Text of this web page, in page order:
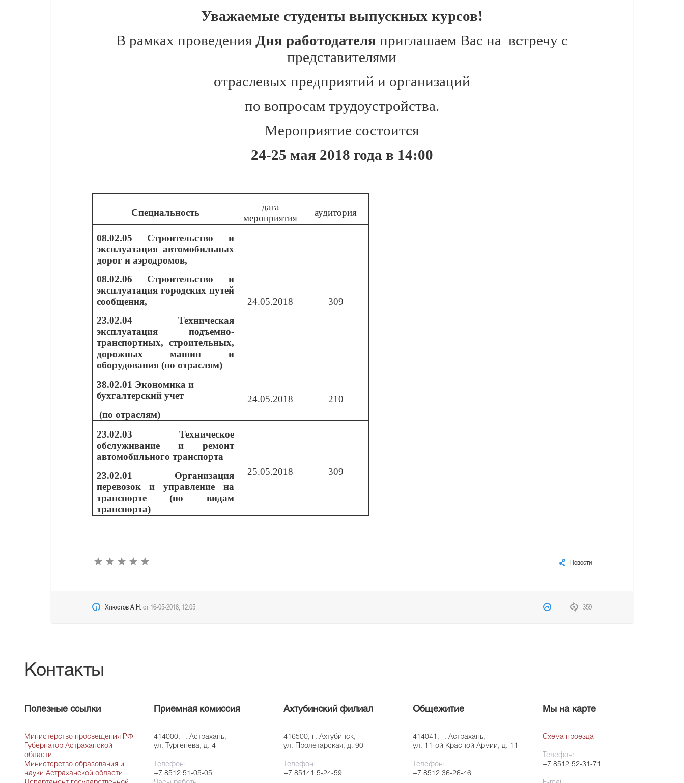
Уважаемые студенты выпускных курсов!
В рамках проведения Дня работодателя приглашаем Вас на встречу с
представителями
отраслевых предприятий и организаций
по вопросам трудоустройства.
Мероприятие состоится
24-25 мая 2018 года в 14:00
Специальность
дата
мероприятия
аудитория
08.02.05 Строительство и
эксплуатация автомобильных
дорог и аэродромов,
08.02.06 Строительство и
эксплуатация городских путей
сообщения,
23.02.04 Техническая
эксплуатация подъемно-
транспортных, строительных,
дорожных машин и
оборудования (по отраслям)
24.05.2018 309
38.02.01 Экономика и
бухгалтерский учет
(по отраслям)
24.05.2018 210
23.02.03 Техническое
обслуживание и ремонт
автомобильного транспорта
23.02.01 Организация
перевозок и управление на
транспорте (по видам
транспорта)
25.05.2018 309
Новости
359
Хлюстов А.Н. от 16-05-2018, 12:05
Контакты
Полезные ссылки
Министерство просвещения РФ
Губернатор Астраханской
области
Министерство образования и
науки Астраханской области
Приемная комиссия
414000, г. Астрахань,
ул. Тургенева, д. 4
Телефон:
+7 8512 51-05-05
Ахтубинский филиал
416500, г. Ахтубинск,
ул. Пролетарская, д. 90
Телефон:
+7 85141 5-24-59
Общежитие
414041, г. Астрахань,
ул. 11-ой Красной Армии, д. 11
Телефон:
+7 8512 36-26-46
Мы на карте
Схема проезда
Телефон:
+7 8512 52-31-71